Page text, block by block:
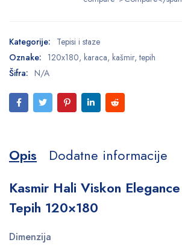
Kategorije: Tepisi i staze
Oznake: 120x180, karaca, kašmir,tepih
Šifra: N/A
Opis
Dodatne informacije
Kasmir Hali Viskon
Tepih 120×180
Dimenzija